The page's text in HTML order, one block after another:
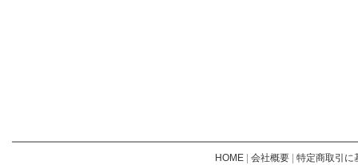
HOME| 会社概要| 特定商取引に